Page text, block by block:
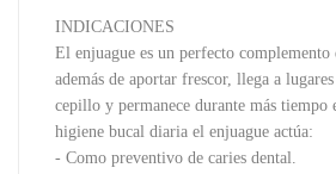
INDICACIONES
El enjuague es un perfecto
además de aportar frescor, llega a
cepillo y permanece durante más tiempo
higiene bucal diaria el enjuague actúa:
- Como preventivo de caries dental.